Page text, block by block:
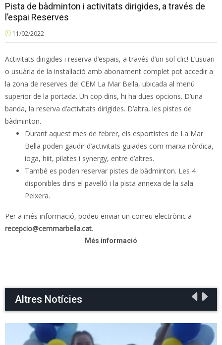
Pista de bàdminton i activitats dirigides, a través de
l’espai Reserves
11/02/2022
Activitats dirigides i reserva d’espais, a través d’un sol clic! L’usuari
o usuària de la instal·lació amb abonament complet pot accedir a
la zona de reserves del CEM La Mar Bella, ubicada al menú
superior de la portada. Un cop dins, hi ha dues opcions. D’una
banda, la reserva d’activitats dirigides. D’altra, les pistes de
bàdminton.
Durant aquest mes de febrer, els esportistes de La Mar
Bella poden gaudir d’activitats guiades com marxa nòrdica,
ioga, hiit, pilates i synergy, entre d’altres.
També es poden reservar pistes de bàdminton. Les 4
disponibles dins el pavelló i la pista annexa de la sala
Peixera.
Per a més informació, podeu enviar un correu electrònic a
recepcio@cemmarbella.cat.
Més informació
Altres Notícies